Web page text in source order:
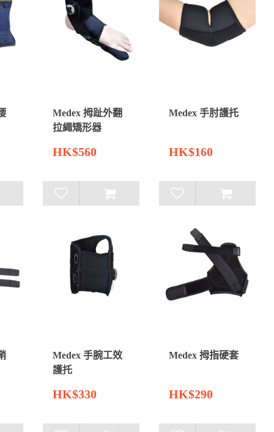
Medex 拇趾外翻
拉繩矯形器
HK$560
Medex 手肘護托
HK$160
Medex 手腕工效
護托
HK$330
Medex 拇指硬套
HK$290